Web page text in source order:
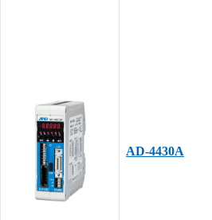
AD-4430A